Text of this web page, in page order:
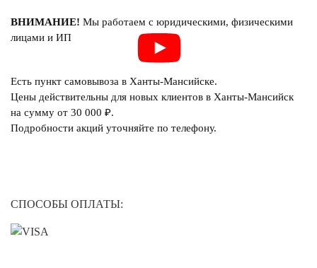
ВНИМАНИЕ! Мы работаем с юридическими, физическими
лицами и ИП
Есть пункт самовывоза в Ханты-Мансийске.
Цены действительны для новых клиентов в Ханты-Мансийск
на сумму от 30 000 ₽.
Подробности акций уточняйте по телефону.
СПОСОБЫ ОПЛАТЫ: